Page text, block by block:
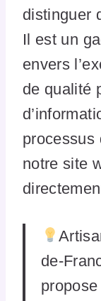
distinguer
Il est un
envers
de qualité
processus
notre site
de-